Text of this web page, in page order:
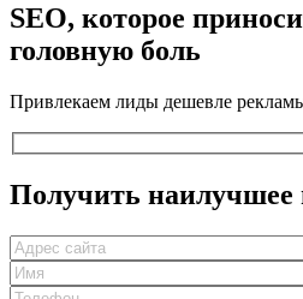
SEO, которое
головную боль
Привлекаем лиды дешевле
Получить наилучшее